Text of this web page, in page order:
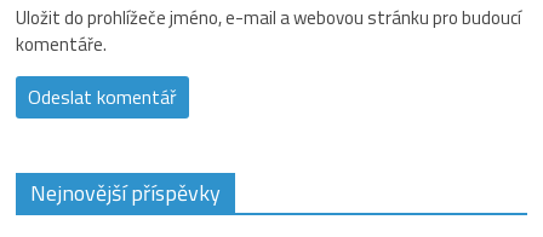
Uložit do prohlížeče jméno, e-mail a webovou stránku pro budoucí
komentáře.
Nejnovější příspěvky